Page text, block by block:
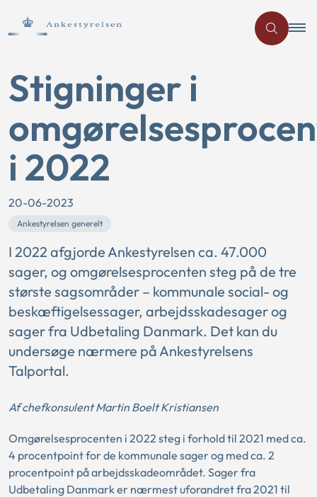
Stigninger i
i 2022
20-06-2023
Ankestyrelsen generelt
I 2022 afgjorde Ankestyrelsen ca. 47.000
sager, og omgørelsesprocenten steg på de tre
største sagsområder – kommunale social- og
beskæftigelsessager, arbejdsskadesager og
sager fra Udbetaling Danmark. Det kan du
undersøge nærmere på Ankestyrelsens
Talportal.
Af chefkonsulent Martin Boelt Kristiansen
Omgørelsesprocenten i 2022 steg i forhold til 2021 med ca.
4 procentpoint for de kommunale sager og med ca. 2
procentpoint på arbejdsskadeområdet. Sager fra
Udbetaling Danmark er nærmest uforandret fra 2021 til